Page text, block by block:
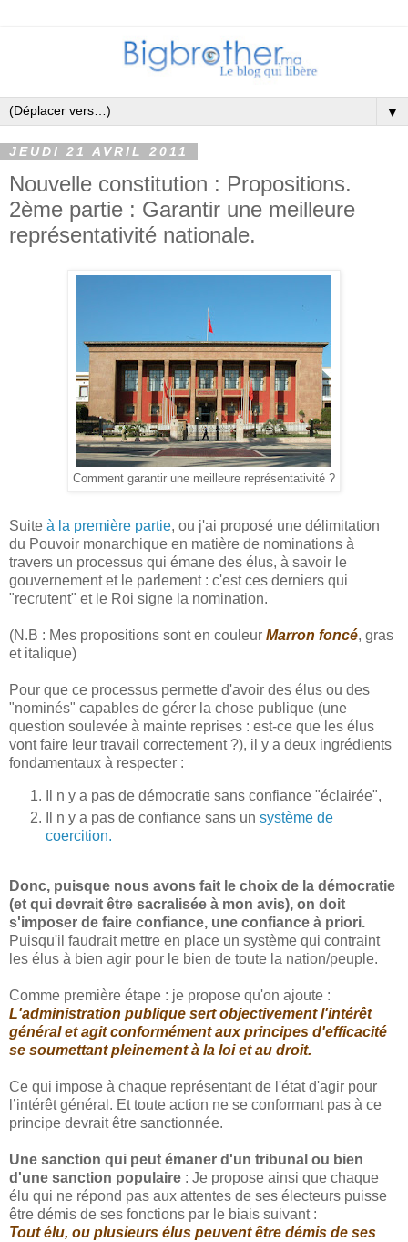
▼
JEUDI 21 AVRIL 2011
Nouvelle constitution : Propositions.
2ème partie : Garantir une meilleure
représentativité nationale.
Comment garantir une meilleure représentativité ?
Suite à la première partie, ou j'ai proposé une délimitation
du Pouvoir monarchique en matière de nominations à
travers un processus qui émane des élus, à savoir le
gouvernement et le parlement : c'est ces derniers qui
"recrutent" et le Roi signe la nomination.
(N.B : Mes propositions sont en couleur Marron foncé, gras
et italique)
Pour que ce processus permette d'avoir des élus ou des
"nominés" capables de gérer la chose publique (une
question soulevée à mainte reprises : est-ce que les élus
vont faire leur travail correctement ?), il y a deux ingrédients
fondamentaux à respecter :
Il n y a pas de démocratie sans confiance "éclairée",
Il n y a pas de confiance sans un système de
coercition.
Donc, puisque nous avons fait le choix de la démocratie
(et qui devrait être sacralisée à mon avis), on doit
s'imposer de faire confiance, une confiance à priori.
Puisqu'il faudrait mettre en place un système qui contraint
les élus à bien agir pour le bien de toute la nation/peuple.
Comme première étape : je propose qu'on ajoute :
L'administration publique sert objectivement l'intérêt
général et agit conformément aux principes d'efficacité
se soumettant pleinement à la loi et au droit.
Ce qui impose à chaque représentant de l'état d'agir pour
l’intérêt général. Et toute action ne se conformant pas à ce
principe devrait être sanctionnée.
Une sanction qui peut émaner d'un tribunal ou bien
d'une sanction populaire : Je propose ainsi que chaque
élu qui ne répond pas aux attentes de ses électeurs puisse
être démis de ses fonctions par le biais suivant :
Tout élu, ou plusieurs élus peuvent être démis de ses